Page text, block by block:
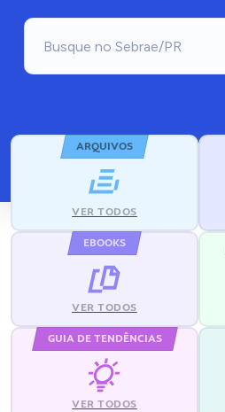
ARQUIVOS
VER TODOS
EBOOKS
VER TODOS
GUIA DE TENDÊNCIAS
VER TODOS